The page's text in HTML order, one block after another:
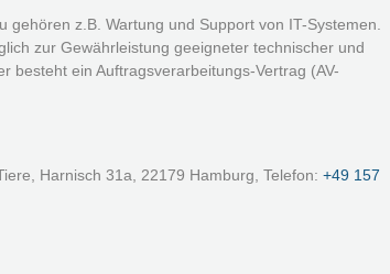
z.B. Wartung und Support von IT-Systemen.
zur Gewährleistung geeigneter technischer und
besteht ein Auftragsverarbeitungs-Vertrag (AV-
Harnisch 31a, 22179 Hamburg, Telefon:+49 157